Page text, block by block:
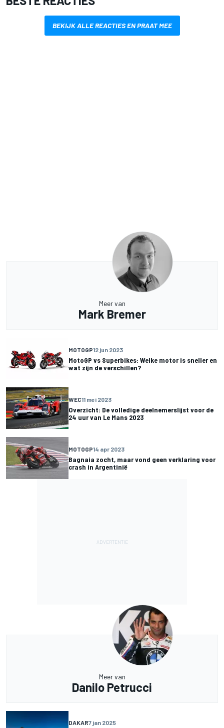
BEKIJK ALLE REACTIES EN PRAAT MEE
Meer van
Mark Bremer
MOTOGP12 jun 2023
MotoGP vs Superbikes: Welke motor is sneller en
wat zijn de verschillen?
WEC11 mei 2023
Overzicht: De volledige deelnemerslijst voor de
24 uur van Le Mans 2023
MOTOGP14 apr 2023
Bagnaia zocht, maar vond geen verklaring voor
crash in Argentinië
Meer van
Danilo Petrucci
DAKAR7 jan 2025